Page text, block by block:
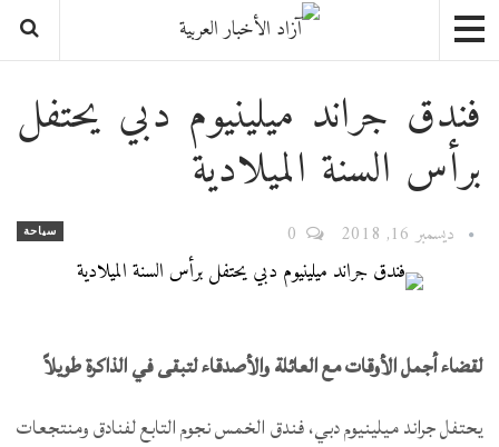
فندق جراند ميلينيوم دبي يحتفل
برأس السنة الميلادية
سياحة ديسمبر 16, 2018
لقضاء أجمل الأوقات مع العائلة والأصدقاء لتبقى في الذاكرة طويلاً
يحتفل جراند ميلينيوم دبي، فندق الخمس نجوم التابع لفنادق ومنتجعات